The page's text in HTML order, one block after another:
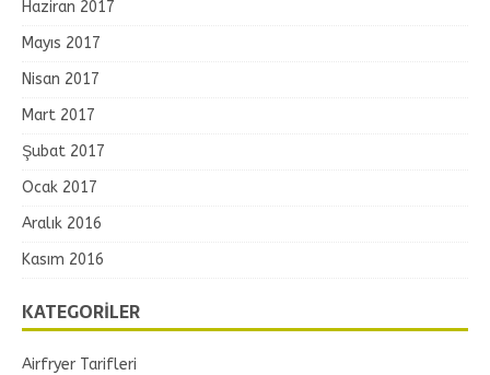
Haziran 2017
Mayıs 2017
Nisan 2017
Mart 2017
Şubat 2017
Ocak 2017
Aralık 2016
Kasım 2016
KATEGORILER
Airfryer Tarifleri